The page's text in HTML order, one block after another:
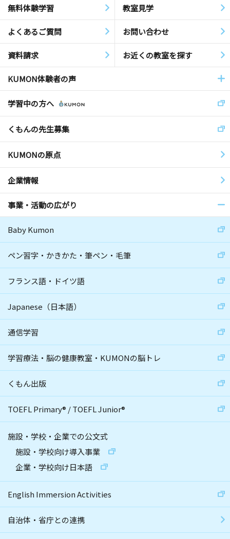
無料体験学習 教室見学
よくあるご質問 お問い合わせ
資料請求 お近くの教室を探す
KUMON体験者の声
学習中の方へ
くもんの先生募集
KUMONの原点
企業情報
事業・活動の広がり
Baby Kumon
ペン習字・かきかた・筆ペン・毛筆
フランス語・ドイツ語
Japanese（日本語）
通信学習
学習療法・脳の健康教室・KUMONの脳トレ
くもん出版
TOEFL Primary® /TOEFL Junior®
施設・学校・企業での公文式
施設・学校向け導入事業
企業・学校向け日本語
English Immersion Activities
自治体・省庁との連携